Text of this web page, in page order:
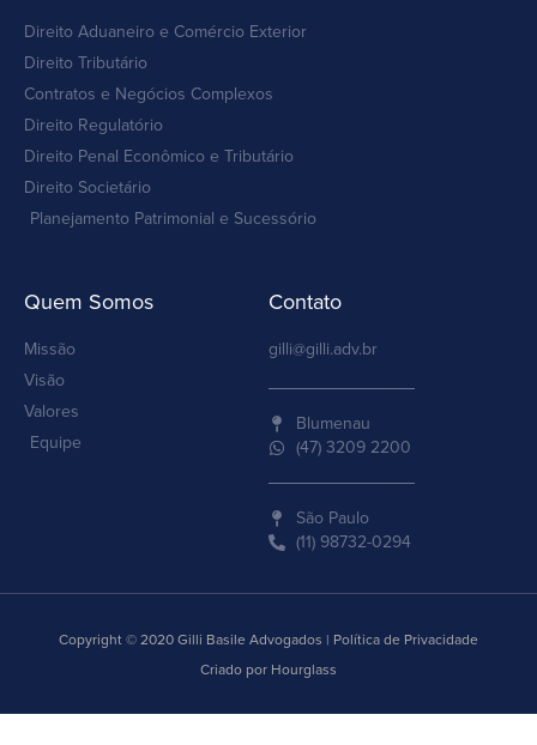
Direito Aduaneiro e Comércio Exterior
Direito Tributário
Contratos e Negócios Complexos
Direito Regulatório
Direito Penal Econômico e Tributário
Direito Societário
Planejamento Patrimonial e Sucessório
Quem Somos
Missão
Visão
Valores
Equipe
Contato
gilli@gilli.adv.br
Blumenau
(47) 3209 2200
São Paulo
(11) 98732-0294
Copyright © 2020 Gilli Basile Advogados | Política de Privacidade
Criado por Hourglass